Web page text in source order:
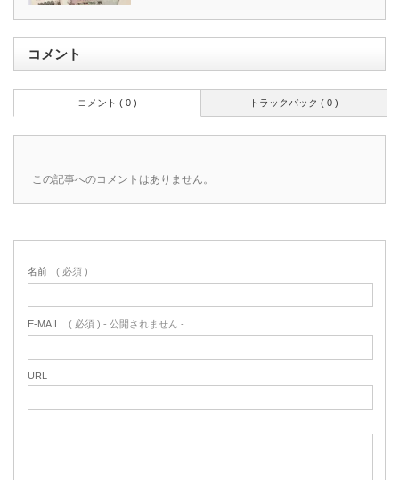
コメント
トラックバック ( 0 )
コメント ( 0 )
この記事へのコメントはありません。
名前 ( 必須 )
E-MAIL ( 必須 ) - 公開されません -
URL